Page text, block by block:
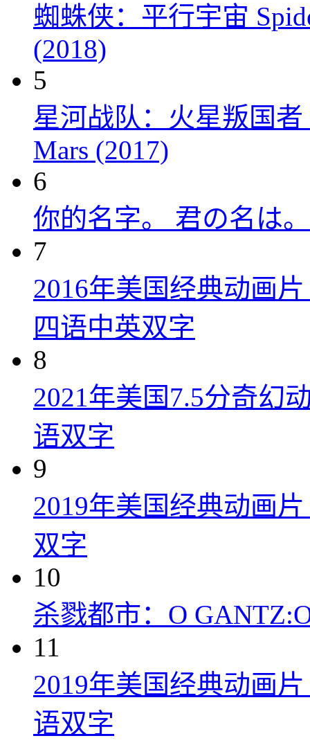
蜘蛛侠：平行宇宙
(2018)
5
星河战队：火星叛国者
Mars (2017)
6
你的名字。 君の名は
7
2016年美国经典动画
四语中英双字
8
2021年美国7.5分奇幻
语双字
9
2019年美国经典动画
双字
10
杀戮都市：O
11
2019年美国经典动画
语双字